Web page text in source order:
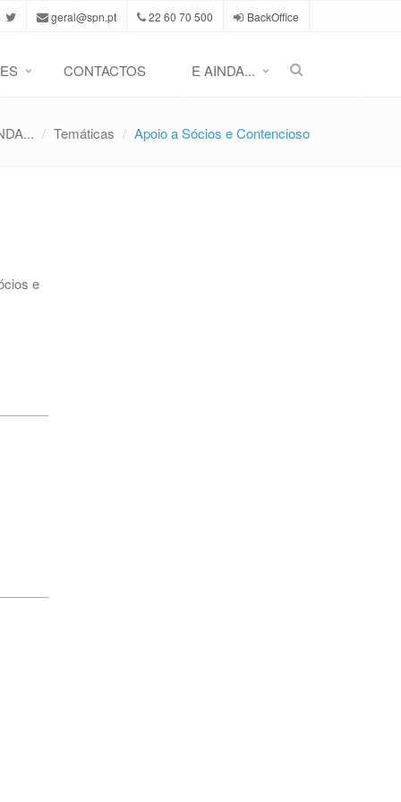
geral@spn.pt 22 60 70 500 BackOffice
CONTACTOS E AINDA...
Temáticas Apoio a Sócios e Contencioso
e